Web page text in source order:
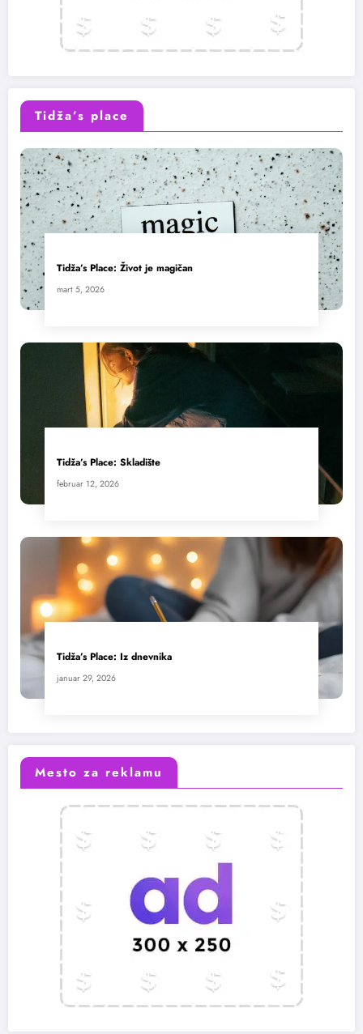
Tidža’s place
Tidža’s Place: Život je magičan
mart 5, 2026
Tidža’s Place: Skladište
februar 12, 2026
Tidža’s Place: Iz dnevnika
januar 29, 2026
Mesto za reklamu